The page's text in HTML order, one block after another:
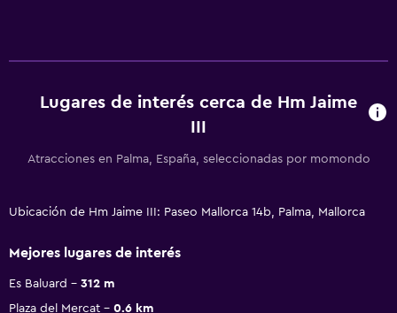
Lugares de interés cerca de Hm Jaime
III
Atracciones en Palma, España, seleccionadas por momondo
Ubicación de Hm Jaime III: Paseo Mallorca 14b, Palma, Mallorca
Mejores lugares de interés
Es Baluard
312 m
Plaza del Mercat
0.6 km